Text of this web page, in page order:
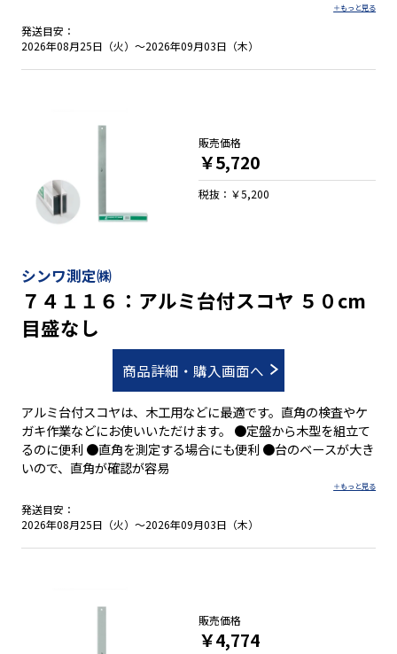
発送目安：
2026年08月25日（火）～2026年09月03日（木）
シンワ測定㈱
７４１１６：アルミ台付スコヤ ５０cm
目盛なし
商品詳細・購入画面へ
アルミ台付スコヤは、木工用などに最適です。直角の検査やケ
ガキ作業などにお使いいただけます。 ●定盤から木型を組立て
るのに便利 ●直角を測定する場合にも便利 ●台のベースが大き
いので、直角が確認が容易
発送目安：
2026年08月25日（火）～2026年09月03日（木）
販売価格
￥5,720
税抜：￥5,200
販売価格
￥4,774